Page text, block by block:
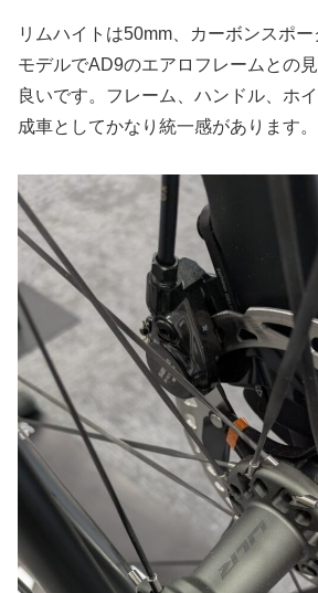
リムハイトは50mm、カーボンスポ
モデルでAD9のエアロフレームとの
良いです。フレーム、ハンドル、ホ
成車としてかなり統一感があります。